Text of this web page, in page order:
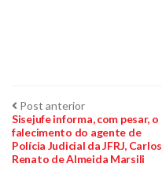
Navegação
de
Post
Post anteriorPost
anterior:
Sisejufe informa, com pesar, o
falecimento do agente de
Polícia Judicial da JFRJ, Carlos
Renato de Almeida Marsili